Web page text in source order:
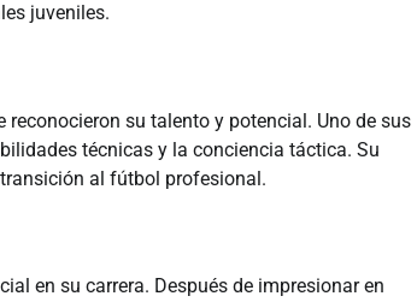
juveniles.
su talento y potencial. Uno de sus
técnicas y la conciencia táctica. Su
al fútbol profesional.
en su carrera. Después de impresionar en